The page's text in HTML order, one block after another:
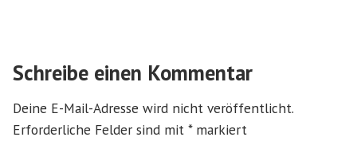
Schreibe einen Kommentar
Deine E-Mail-Adresse wird nicht veröffentlicht.
Erforderliche Felder sind mit *markiert